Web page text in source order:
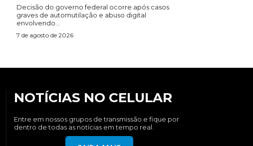
Decisão do governo federal ocorre após casos
graves de automutilação e abuso digital
envolvendo...
7 de agosto de 2026
NOTÍCIAS NO CELULAR
Entre em nossos grupos de transmissão e fique por
dentro de todas as notícias em tempo real.